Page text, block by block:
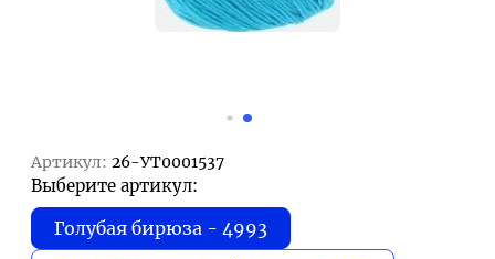
Артикул: 26-УТ0001537
Выберите артикул:
Голубая бирюза - 4993